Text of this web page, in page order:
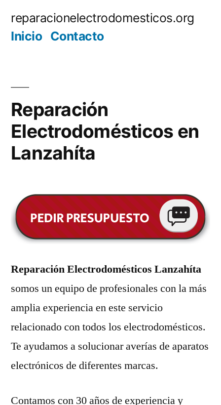
reparacionelectrodomesticos.org
Inicio Contacto
Reparación
Electrodomésticos en
Lanzahíta
Reparación Electrodomésticos Lanzahíta
somos un equipo de profesionales con la más
amplia experiencia en este servicio
relacionado con todos los electrodomésticos.
Te ayudamos a solucionar averías de aparatos
electrónicos de diferentes marcas.
Contamos con 30 años de experiencia y